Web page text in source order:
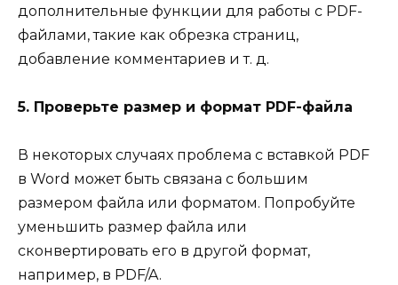
дополнительные функции для работы с PDF-
файлами, такие как обрезка страниц,
добавление комментариев и т. д.
5. Проверьте размер и формат PDF-файла
В некоторых случаях проблема с вставкой PDF
в Word может быть связана с большим
размером файла или форматом. Попробуйте
уменьшить размер файла или
сконвертировать его в другой формат,
например, в PDF/A.